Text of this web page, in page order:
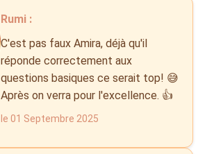
Rumi :
C'est pas faux Amira, déjà qu'il
réponde correctement aux
questions basiques ce serait top! 😅
Après on verra pour l'excellence. 👍
le 01 Septembre 2025